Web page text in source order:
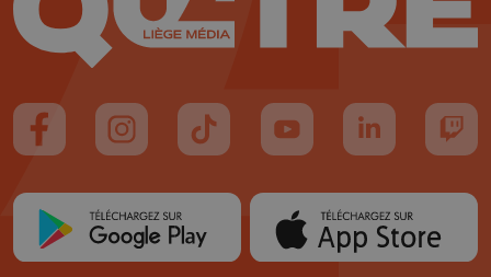
Suivez-nous sur FaceBook
Suivez-nous sur Instagram
Suivez-nous sur TikTok
Suivez-nous sur YouTube
Suivez-nous